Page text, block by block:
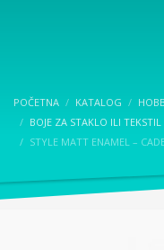
POČETNA KATALOG
BOJE ZA STAKLO ILI TEKSTIL
STYLE MATT ENAMEL –